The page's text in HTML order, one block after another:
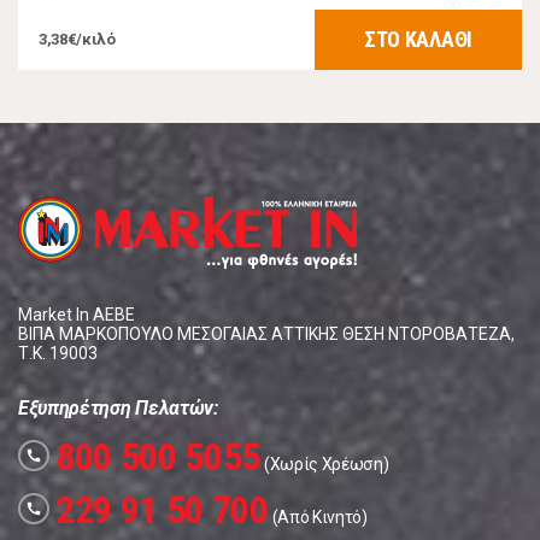
3,38€/κιλό ΣΤΟ ΚΑΛΑΘΙ
Market In ΑΕΒΕ
ΒΙΠΑ ΜΑΡΚΟΠΟΥΛΟ ΜΕΣΟΓΑΙΑΣ ΑΤΤΙΚΗΣ ΘΕΣΗ ΝΤΟΡΟΒΑΤΕΖΑ,
Τ.Κ. 19003
Εξυπηρέτηση Πελατών:
call 800 500 5055(Χωρίς Χρέωση)
call 229 91 50 700 (Από Κινητό)